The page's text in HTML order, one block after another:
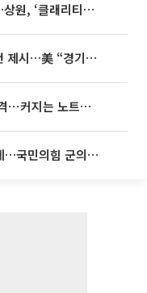
미국, 가상자산 포괄 규제 속도…상원, ‘클래리티법’ 9월 절차투표 추진
이란, 미국에 호르무즈 합의 조건 제시…美 “경기 아직 안 끝나” [종합]
맥북 품은 삼성에 ‘중국산’ 맹추격⋯커지는 노트북 OLED 시장
우성빈 기장군수 ‘유튜브 정치’에…국민의힘 군의원들 집단 반발